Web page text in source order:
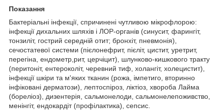
Показання
Бактеріальні інфекції, спричинені чутливою мікрофлорою:
інфекції дихальних шляхів і ЛОР-органів (синусит, фарингіт,
тонзиліт, гострий середній отит; бронхіт, пневмонія),
сечостатевої системи (пієлонефрит, пієліт, цистит, уретрит,
перегіна, ендометр,рит, церчіцит), шлунково-кишкового тракту
(перитоніт, ентероколіт, черевний тиф, холангіт, холецистит),
інфекції шкіри та м'яких тканин (рожа, імпетиго, вторинно
інфіковані дерматози), лептоспіроз, ліктіоз, хвороба Лайма
(бореліоз), дизентерія, сальмонелоди, сальмонелепоживство,
менінгіт, ендокардіт (профілактика), сепсис.